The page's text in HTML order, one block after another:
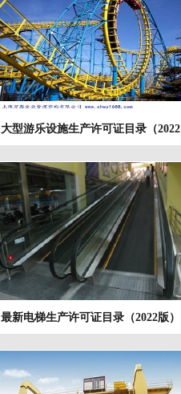
大型游乐设施生产许可证目录（2022
版）
最新电梯生产许可证目录（2022版）